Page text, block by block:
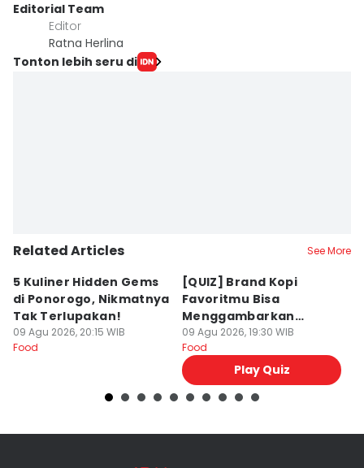
Editorial Team
Editor
Ratna Herlina
Tonton lebih seru di
Related Articles See More
5 Kuliner Hidden Gems
di Ponorogo, Nikmatnya
Tak Terlupakan!
09 Agu 2026, 20:15 WIB
Food
[QUIZ] Brand Kopi
Favoritmu Bisa
Menggambarkan
Kepribadianmu Lho!
09 Agu 2026, 19:30 WIB
Food
Play Quiz